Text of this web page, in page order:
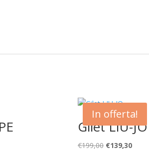
In offerta!
Gilet LIU-JO
€199,00 Il
€139,30Il